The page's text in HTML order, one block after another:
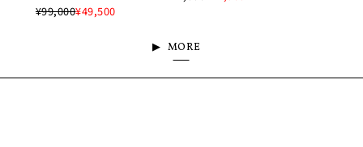
¥99,000¥49,500
MORE